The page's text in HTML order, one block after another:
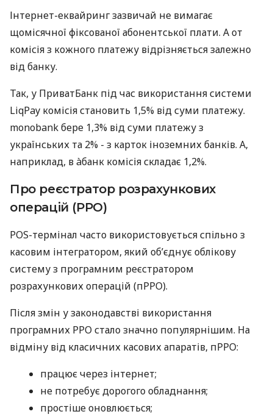
Інтернет-еквайринг зазвичай не вимагає
щомісячної фіксованої абонентської плати. А от
комісія з кожного платежу відрізняється залежно
від банку.
Так, у ПриватБанк під час використання системи
LiqPay комісія становить 1,5% від суми платежу.
monobank бере 1,3% від суми платежу з
українських та 2% - з карток іноземних банків. А,
наприклад, в àбанк комісія складає 1,2%.
Про реєстратор розрахункових
операцій (РРО)
POS-термінал часто використовується спільно з
касовим інтегратором, який об’єднує облікову
систему з програмним реєстратором
розрахункових операцій (пРРО).
Після змін у законодавстві використання
програмних РРО стало значно популярнішим. На
відміну від класичних касових апаратів, пРРО:
працює через інтернет;
не потребує дорогого обладнання;
простіше оновлюється;